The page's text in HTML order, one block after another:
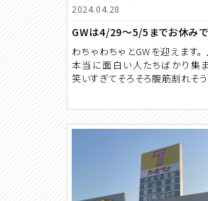
2024.04.28
GWは4/29～5/5までお休み
わちゃわちゃとGWを迎えます
本当に面白い人たちばかり集
笑いすぎてそろそろ腹筋割れそ